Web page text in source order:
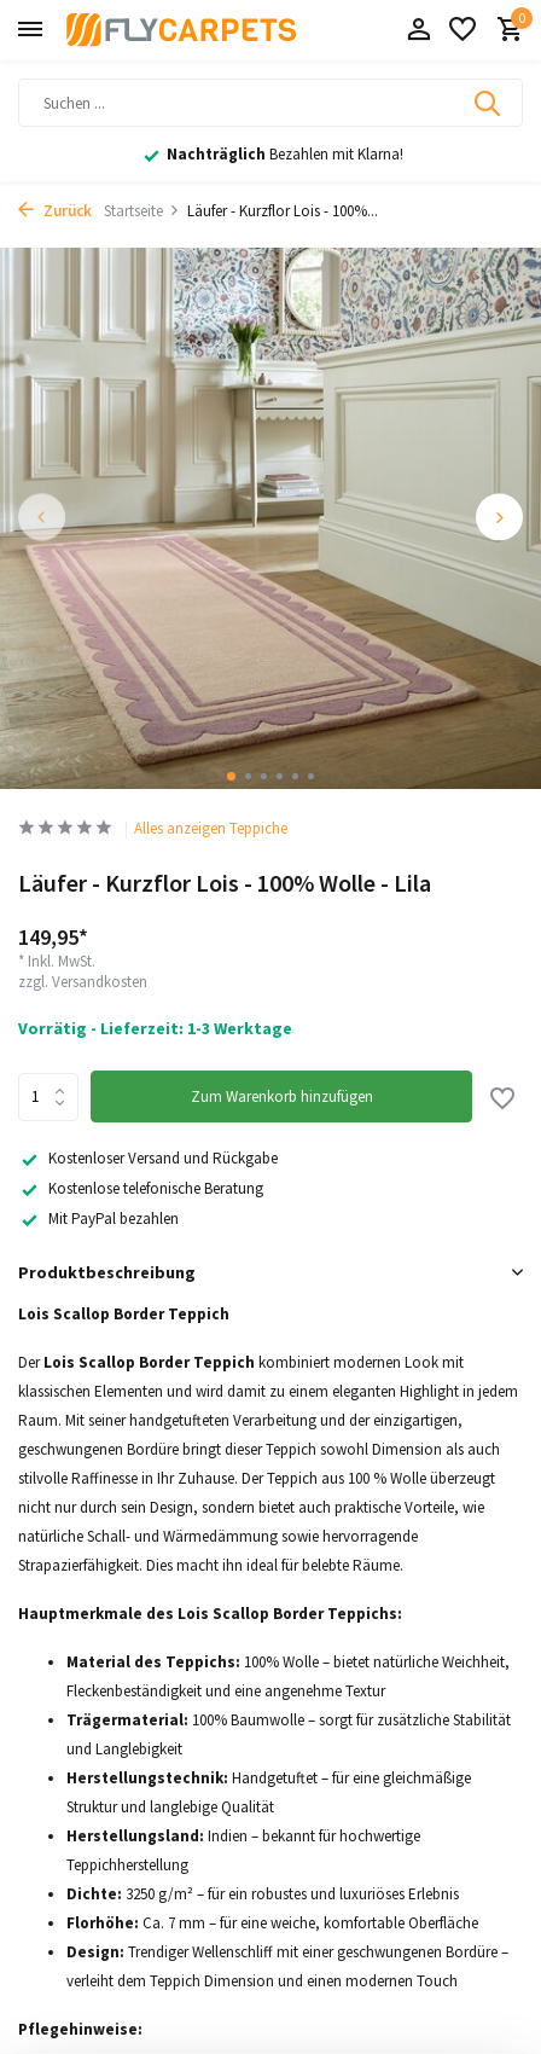
0
Nachträglich Bezahlen mit Klarna!
Zurück Startseite Läufer - Kurzflor Lois - 100%...
Alles anzeigen Teppiche
Läufer - Kurzflor Lois - 100% Wolle - Lila
149,95*
* Inkl. MwSt.
zzgl. Versandkosten
Vorrätig - Lieferzeit: 1-3 Werktage
Zum Warenkorb hinzufügen
Kostenloser Versand und Rückgabe
Kostenlose telefonische Beratung
Mit PayPal bezahlen
Produktbeschreibung
Lois Scallop Border Teppich
DerLois Scallop Border Teppich kombiniert modernen Look mit
klassischen Elementen und wird damit zu einem eleganten Highlight in jedem
Raum. Mit seiner handgetufteten Verarbeitung und der einzigartigen,
geschwungenen Bordüre bringt dieser Teppich sowohl Dimension als auch
stilvolle Raffinesse in Ihr Zuhause. Der Teppich aus 100 % Wolle überzeugt
nicht nur durch sein Design, sondern bietet auch praktische Vorteile, wie
natürliche Schall- und Wärmedämmung sowie hervorragende
Strapazierfähigkeit. Dies macht ihn ideal für belebte Räume.
Hauptmerkmale des Lois Scallop Border Teppichs:
Material des Teppichs: 100% Wolle – bietet natürliche Weichheit,
Fleckenbeständigkeit und eine angenehme Textur
Trägermaterial: 100% Baumwolle – sorgt für zusätzliche Stabilität
und Langlebigkeit
Herstellungstechnik: Handgetuftet – für eine gleichmäßige
Struktur und langlebige Qualität
Herstellungsland: Indien – bekannt für hochwertige
Teppichherstellung
Dichte: 3250 g/m² – für ein robustes und luxuriöses Erlebnis
Florhöhe: Ca. 7 mm – für eine weiche, komfortable Oberfläche
Design: Trendiger Wellenschliff mit einer geschwungenen Bordüre –
verleiht dem Teppich Dimension und einen modernen Touch
Pflegehinweise: